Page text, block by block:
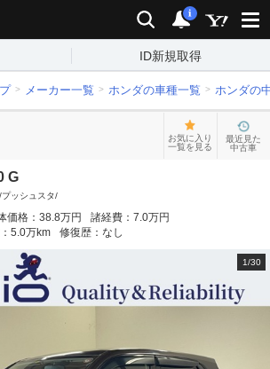
検索 通知
i
ID新規取得
メーカー一覧 ホンダの車種一覧 ホンダの
お気に入り
一覧を見る
最近見た
中古車
G
ッシュスタ/
価格： 38.8万円 諸経費： 7.0万円
5.0万km 修復歴： なし
1/30